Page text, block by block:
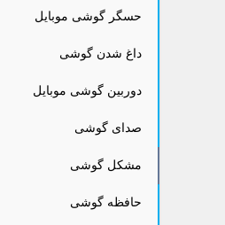
حسگر گوشی موبایل
داغ شدن گوشی
دوربین گوشی موبایل
صدای گوشی
مشکل گوشی
حافظه گوشی